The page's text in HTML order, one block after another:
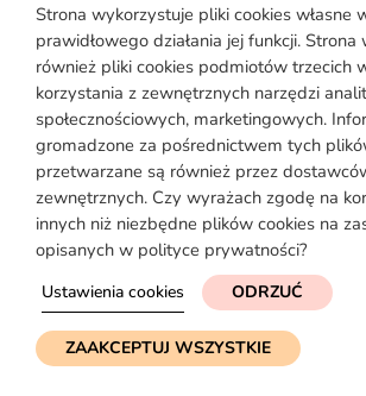
Moje konto
Polityka prywatności
Regulamin
Ustawienia cookies
Formularz reklamacyjny [PDF]
Formularz odstąpienia od umowy [PDF]
© 2026 Angielski na Głowie
Strona pod troskliwymi skrzydłami
Strona wykorzystuje pliki cookies własne
prawidłowego działania jej funkcji. Strona
również pliki cookies podmiotów trzecich
korzystania z zewnętrznych narzędzi
społecznościowych, marketingowych.
gromadzone za pośrednictwem tych
przetwarzane są również przez
zewnętrznych. Czy wyrażach zgodę na
innych niż niezbędne plików cookies na
opisanych w polityce prywatności?
Ustawienia cookies ODRZUĆ
ZAAKCEPTUJ WSZYSTKIE